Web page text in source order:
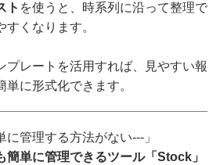
ト を使うと、時系列に沿って整理で
くなります。
プレートを活用すれば、見やすい報
に形式化できます。
に管理する方法がない---」
簡単に管理できるツール「Stock」